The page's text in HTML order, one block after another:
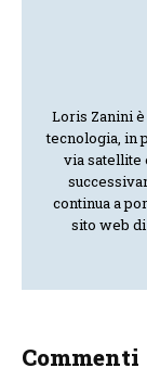
Loris Zanini
tecnologia, in
via satellite
continua a
sito web
Commenti